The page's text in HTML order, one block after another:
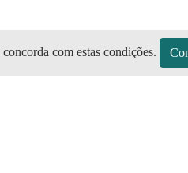
com estas condições.